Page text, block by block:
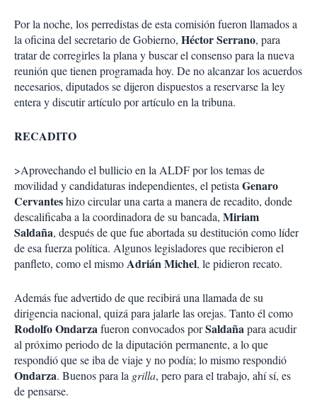
Por la noche, los perredistas de esta comisión fueron llamados a
la oficina del secretario de Gobierno, HéctorSerrano, para
tratar de corregirles la plana y buscar el consenso para la nueva
reunión que tienen programada hoy. De no alcanzar los acuerdos
necesarios, diputados se dijeron dispuestos a reservarse la ley
entera y discutir artículo por artículo en la tribuna.
RECADITO
>Aprovechando el bullicio en la ALDF por los temas de
movilidad y candidaturas independientes, el petista Genaro
Cervanteshizo circular una carta a manera de recadito, donde
descalificaba a la coordinadora de su bancada, Miriam
Saldaña, después de que fue abortada su destitución como líder
de esa fuerza política. Algunos legisladores que recibieron el
panfleto, como el mismoAdrián Michel, le pidieron recato.
Además fue advertido de que recibirá una llamada de su
dirigencia nacional, quizá para jalarle las orejas. Tanto él como
RodolfoOndarzafueron convocados porSaldañapara acudir
al próximo periodo de la diputación permanente, a lo que
respondió que se iba de viaje y no podía; lo mismo respondió
Ondarza. Buenos para la grilla, pero para el trabajo, ahí sí, es
de pensarse.